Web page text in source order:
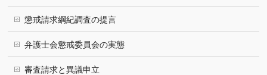
懲戒請求綱紀調査の提言
弁護士会懲戒委員会の実態
審査請求と異議申立